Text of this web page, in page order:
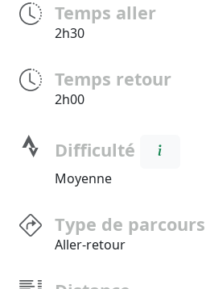
Temps aller
2h30
Temps retour
2h00
Difficulté
Moyenne
Type de parcours
Aller-retour